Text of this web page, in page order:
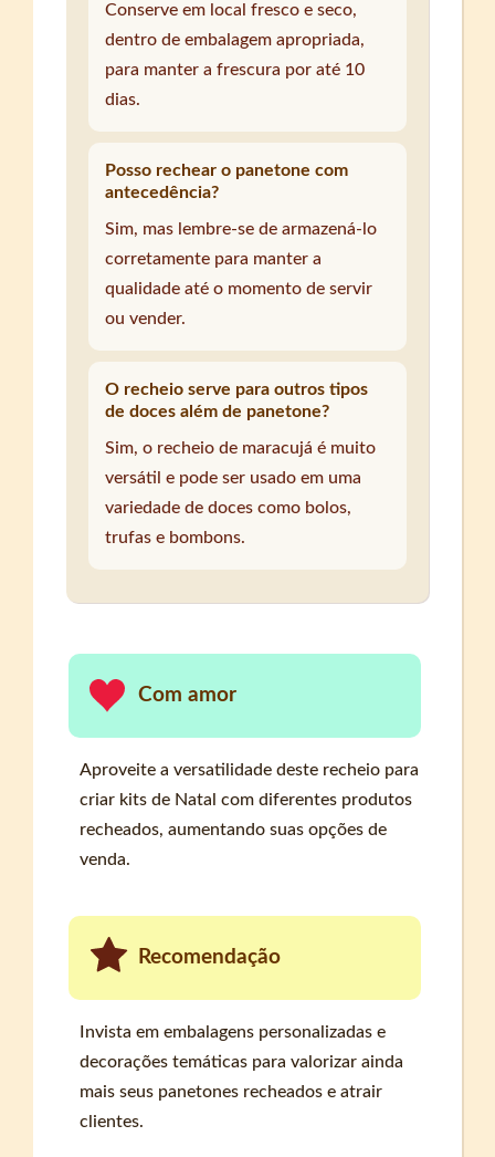
Conserve em local fresco e seco,
dentro de embalagem apropriada,
para manter a frescura por até 10
dias.
Posso rechear o panetone com
antecedência?
Sim, mas lembre-se de armazená-lo
corretamente para manter a
qualidade até o momento de servir
ou vender.
O recheio serve para outros tipos
de doces além de panetone?
Sim, o recheio de maracujá é muito
versátil e pode ser usado em uma
variedade de doces como bolos,
trufas e bombons.
Com amor
Aproveite a versatilidade deste recheio para
criar kits de Natal com diferentes produtos
recheados, aumentando suas opções de
venda.
Recomendação
Invista em embalagens personalizadas e
decorações temáticas para valorizar ainda
mais seus panetones recheados e atrair
clientes.